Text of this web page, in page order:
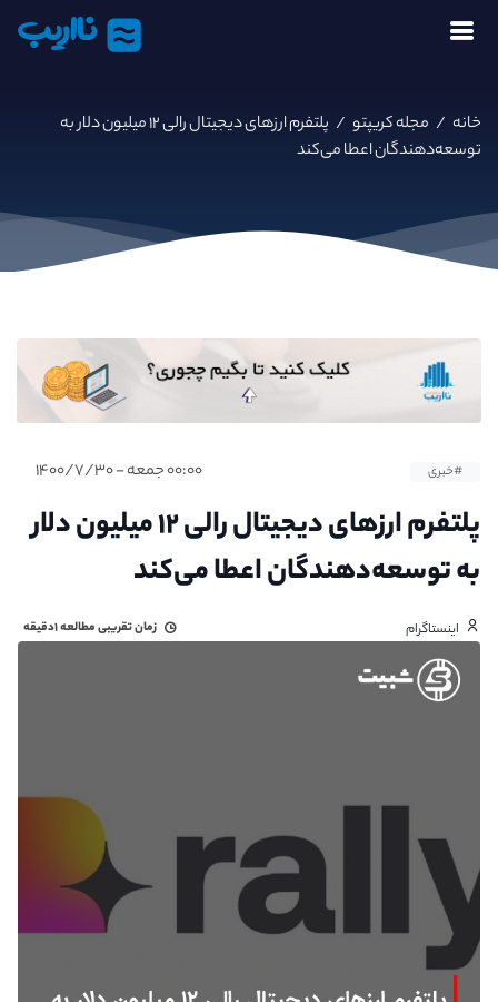
نااریب
خانه / مجله کریپتو /
پلتفرم ارزهای دیجیتال رالی ۱۲ میلیون دلار به
توسعه‌دهندگان اعطا می‌کند
#خبری ۰۰:۰۰ جمعه - ۱۴۰۰/۷/۳۰
پلتفرم ارزهای دیجیتال رالی ۱۲ میلیون دلار
به توسعه‌دهندگان اعطا می‌کند
اینستاگرام زمان تقریبی مطالعه۱دقیقه